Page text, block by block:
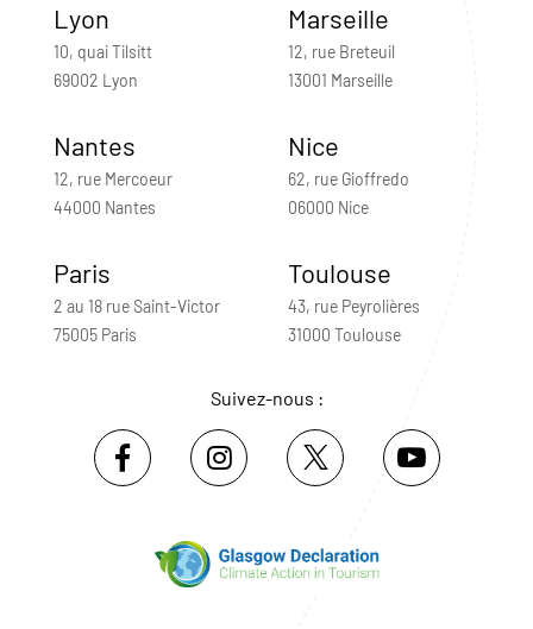
Lyon
10, quai Tilsitt
69002 Lyon
Marseille
12, rue Breteuil
13001 Marseille
Nantes
12, rue Mercoeur
44000 Nantes
Nice
62, rue Gioffredo
06000 Nice
Paris
2 au 18 rue Saint-Victor
75005 Paris
Toulouse
43, rue Peyrolières
31000 Toulouse
Suivez-nous :